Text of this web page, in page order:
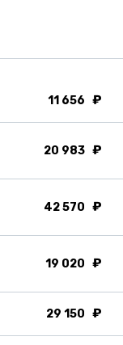
11 656
20 983
42 570
19 020
29 150